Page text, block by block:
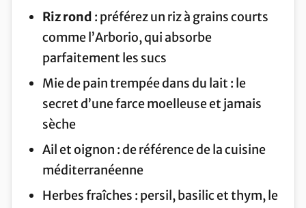
Riz rond : préférez un riz à grains courts
comme l’Arborio, qui absorbe
parfaitement les sucs
Mie de pain trempée dans du lait : le
secret d’une farce moelleuse et jamais
sèche
Ail et oignon : de référence de la cuisine
méditerranéenne
Herbes fraîches : persil, basilic et thym, le